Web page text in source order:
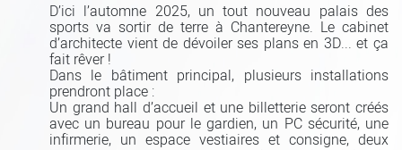
D’ici l’automne 2025, un tout nouveau palais des
sports va sortir de terre à Chantereyne. Le cabinet
d’architecte vient de dévoiler ses plans en 3D... et ça
fait rêver !
Dans le bâtiment principal, plusieurs installations
prendront place :
Un grand hall d’accueil et une billetterie seront créés
avec un bureau pour le gardien, un PC sécurité, une
infirmerie, un espace vestiaires et consigne, deux